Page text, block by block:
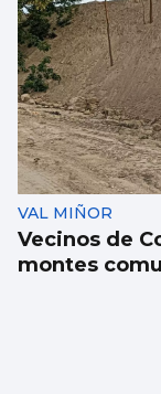
VAL MIÑOR
Vecinos de
montes